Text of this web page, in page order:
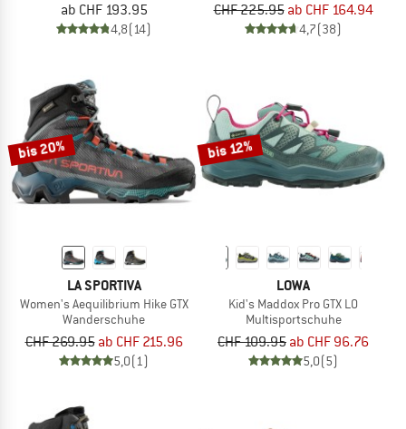
ab CHF 193.95
4,8(14)
CHF 225.95 ab CHF 164.94
4,7(38)
bis 20%
LA SPORTIVA
Women's Aequilibrium Hike GTX
Wanderschuhe
CHF 269.95 ab CHF 215.96
5,0(1)
bis 12%
LOWA
Kid's Maddox Pro GTX LO
Multisportschuhe
CHF 109.95 ab CHF 96.76
5,0(5)